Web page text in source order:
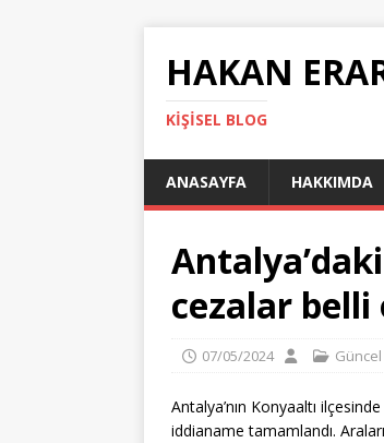
HAKAN
KIŞISEL BLOG
ANASAYFA HAKKIMDA
cezalar belli
07/05/2024 Güncel
Antalya’nın Konyaaltı
iddianame tamamlandı.